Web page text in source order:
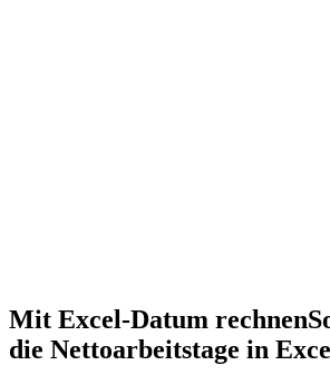
Mit Excel-Datum rechnen
die Nettoarbeitstage in